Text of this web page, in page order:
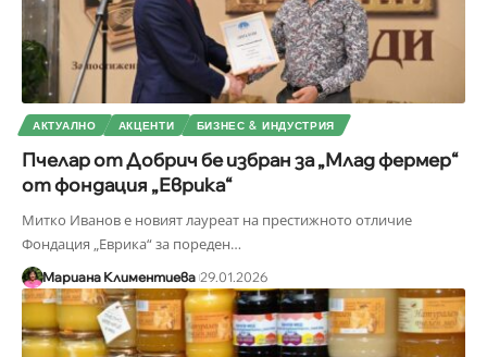
АКТУАЛНО АКЦЕНТИ БИЗНЕС & ИНДУСТРИЯ
Пчелар от Добрич бе избран за „Млад фермер“
от фондация „Еврика“
Митко Иванов е новият лауреат на престижното отличие
Фондация „Еврика“ за пореден…
Мариана Климентиева 29.01.2026